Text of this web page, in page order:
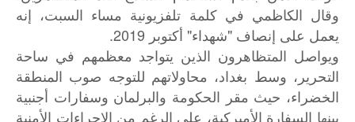
وقال الكاظمي في كلمة تلفزيونية مساء السبت، إنه
يعمل على إنصاف "شهداء" أكتوبر 2019.
ويواصل المتظاهرون الذين يتواجد معظمهم في ساحة
التحرير، وسط بغداد، محاولاتهم للتوجه صوب المنطقة
الخضراء، حيث مقر الحكومة والبرلمان وسفارات أجنبية
بينها السفارة الأميركية، على الرغم من الإجراءات الأمنية